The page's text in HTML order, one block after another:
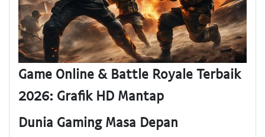
Game Online & Battle Royale Terbaik
2026: Grafik HD Mantap
Dunia Gaming Masa Depan